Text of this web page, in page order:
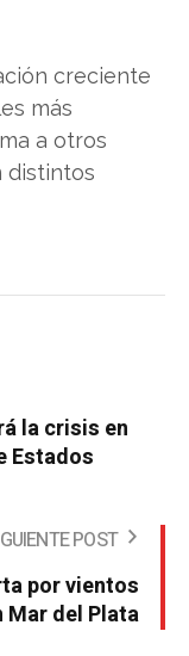
creciente
más
a otros
distintos
la crisis en
Estados
POST
por vientos
Mar del Plata